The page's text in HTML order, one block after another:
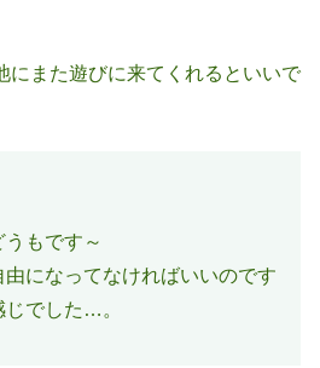
にまた遊びに来てくれるといいで
もです～
になってなければいいのです
でした…。